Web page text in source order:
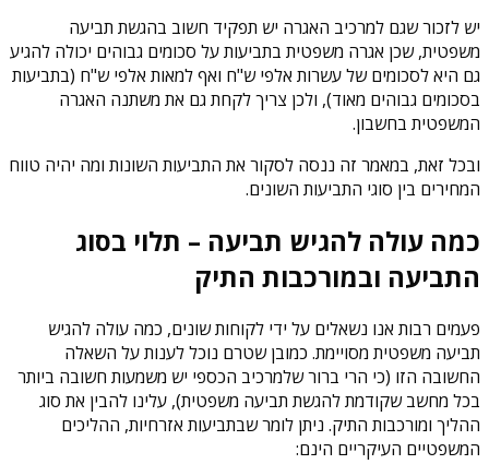
יש לזכור שגם למרכיב האגרה יש תפקיד חשוב בהגשת תביעה
משפטית, שכן אגרה משפטית בתביעות על סכומים גבוהים יכולה להגיע
גם היא לסכומים של עשרות אלפי ש"ח ואף למאות אלפי ש"ח (בתביעות
בסכומים גבוהים מאוד), ולכן צריך לקחת גם את משתנה האגרה
המשפטית בחשבון.
ובכל זאת, במאמר זה ננסה לסקור את התביעות השונות ומה יהיה טווח
המחירים בין סוגי התביעות השונים.
כמה עולה להגיש תביעה – תלוי בסוג
התביעה ובמורכבות התיק
פעמים רבות אנו נשאלים על ידי לקוחות שונים, כמה עולה להגיש
תביעה משפטית מסויימת. כמובן שטרם נוכל לענות על השאלה
החשובה הזו (כי הרי ברור שלמרכיב הכספי יש משמעות חשובה ביותר
בכל מחשב שקודמת להגשת תביעה משפטית), עלינו להבין את סוג
ההליך ומורכבות התיק. ניתן לומר שבתביעות אזרחיות, ההליכים
המשפטיים העיקריים הינם: